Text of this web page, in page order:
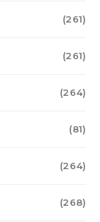
(261)
(261)
(264)
(81)
(264)
(268)